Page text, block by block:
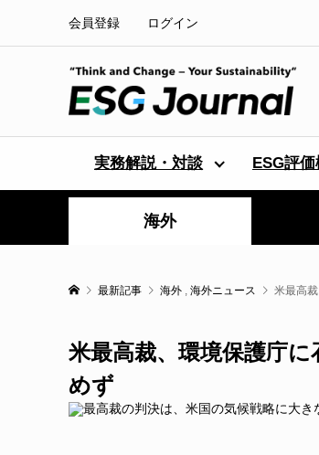
会員登録 ログイン
実務解説・対談 ESG評
海外
最新記事 海外 , 海外ニュース 米最高
米最高裁、環境保護庁
めず